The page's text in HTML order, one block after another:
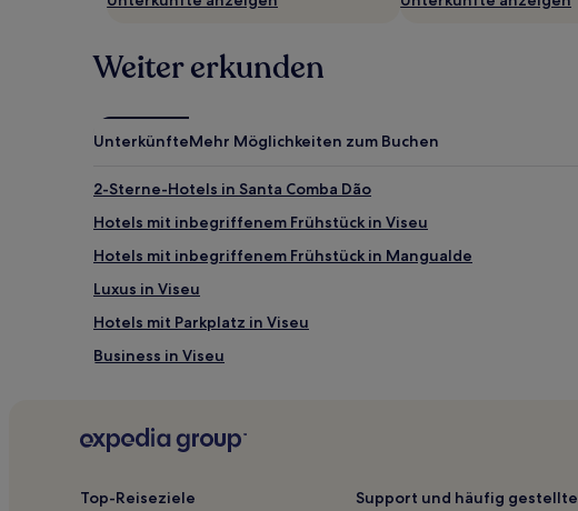
zusätzliche
Bedingungen
Weiter erkunden
UnterkünfteMehr Möglichkeiten zum Buchen
2-Sterne-Hotels in Santa Comba Dão
Hotels mit inbegriffenem Frühstück in Viseu
Hotels mit inbegriffenem Frühstück in Mangualde
Luxus in Viseu
Hotels mit Parkplatz in Viseu
Business in Viseu
Queirã Hotels
Calde Hotels
Top-Reiseziele
Support und häufig gestellte